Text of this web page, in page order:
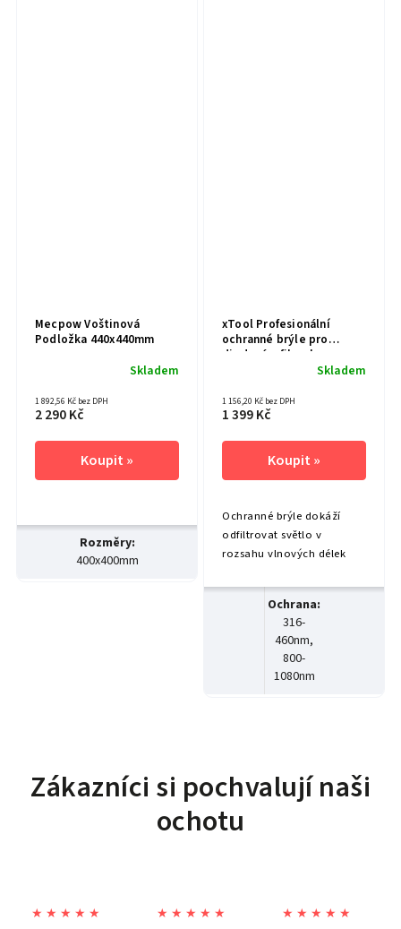
Mecpow Voštinová
Podložka 440x440mm
Skladem
1 892,56 Kč bez DPH
2 290 Kč
Rozměry:
400x400mm
xTool Profesionální
ochranné brýle pro
diodový a fiber laser
(316nm-460nm, 630-Skladem
1 156,20 Kč bez DPH
1 399 Kč
Ochranné brýle dokáží
odfiltrovat světlo v
rozsahu vlnových délek
800-1080nm. (diodové
lasery s modrým a
infračerveným
paprskem)Vhodné pro
vláknovými/pevnolátkovými
Ochrana:
316-
460nm,
800-
1080nm
Zákazníci si pochvalují naši
ochotu
★ ★ ★ ★ ★ ★ ★ ★ ★ ★ ★ ★ ★ ★ ★